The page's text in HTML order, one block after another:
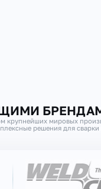
крупнейших мировых
решения для сварки